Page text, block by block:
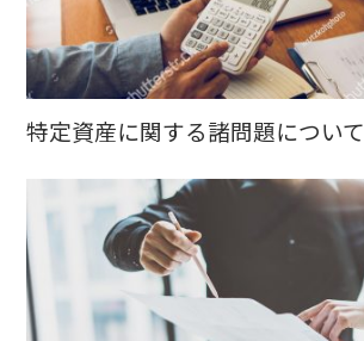
特定資産に関する諸問題について